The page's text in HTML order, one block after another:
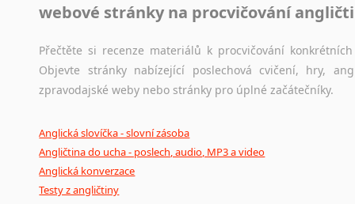
webové stránky na procvičování
Přečtěte si recenze materiálů k procvičování
Objevte stránky nabízející poslechová cvičení, hry,
zpravodajské weby nebo stránky pro úplné začátečníky.
Anglická slovíčka - slovní zásoba
Angličtina do ucha - poslech, audio, MP3 a video
Anglická konverzace
Testy z angličtiny